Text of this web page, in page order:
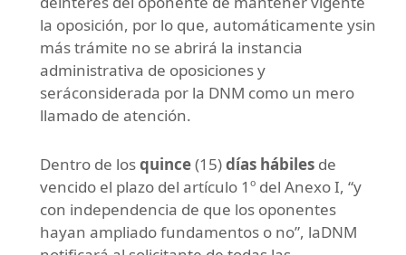
la oposición, por lo que, automáticamente ysin
más trámite no se abrirá la instancia
administrativa de oposiciones y
seráconsiderada por la DNM como un mero
llamado de atención.
Dentro de losquince(15)días hábiles de
vencido el plazo del artículo 1º del Anexo I, “y
con independencia de que los oponentes
hayan ampliado fundamentos o no”, laDNM